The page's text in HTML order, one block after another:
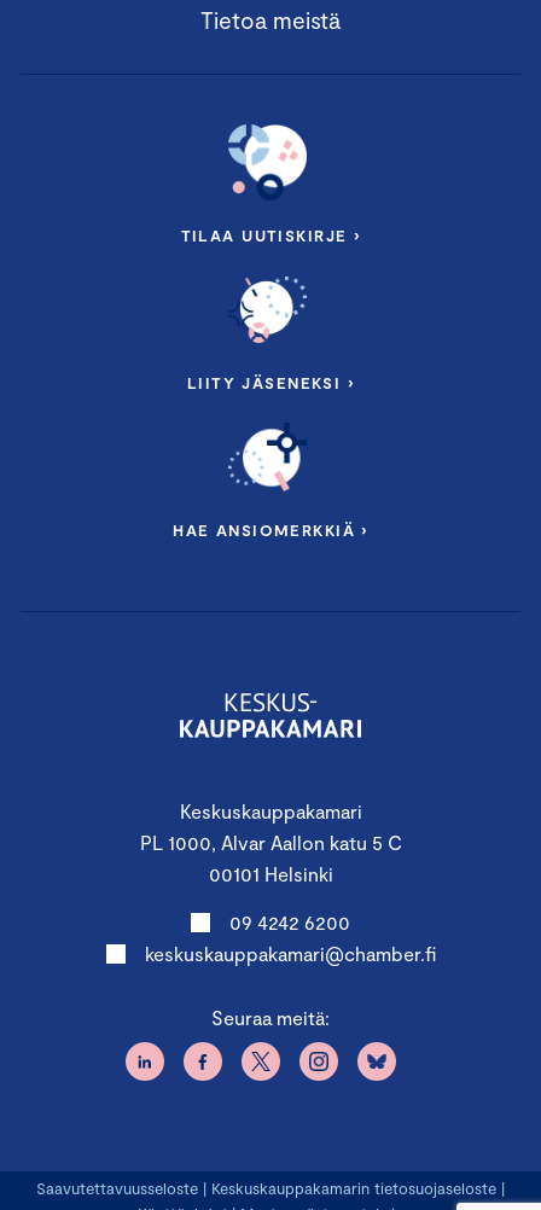
Keskuskauppakamari
PL 1000, Alvar Aallon katu 5 C
00101 Helsinki
09 4242 6200
keskuskauppakamari@chamber.fi
Seuraa meitä:
Tietoa meistä
TILAA UUTISKIRJE ›
LIITY JÄSENEKSI ›
HAE ANSIOMERKKIÄ ›
Saavutettavuusseloste | Keskuskauppakamarin tietosuojaseloste |